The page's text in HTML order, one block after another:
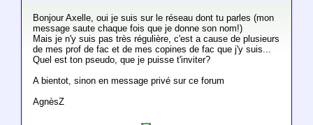
Bonjour Axelle, oui je suis sur le réseau dont tu parles (mon
message saute chaque fois que je donne son nom!)
Mais je n'y suis pas très régulière, c'est a cause de plusieurs
de mes prof de fac et de mes copines de fac que j'y suis...
Quel est ton pseudo, que je puisse t'inviter?
A bientot, sinon en message privé sur ce forum
AgnèsZ